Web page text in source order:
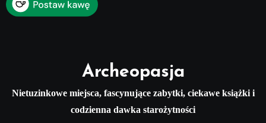
Archeopasja
Nietuzinkowe miejsca, fascynujące zabytki, ciekawe książki i
codzienna dawka starożytności